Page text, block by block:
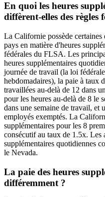
En quoi les heures
diffèrent-elles des règles
La Californie possède
pays en matière d'heures
fédérales du FLSA. Les
heures supplémentaires
journée de travail (la loi
hebdomadaires), la paie à taux
travaillées au-delà de 12 dans
pour les heures au-delà de 8 le
dans une semaine de travail, et
employés exemptés. La
supplémentaires pour les 8
consécutif au taux de 1.5x. Les
supplémentaires quotidiennes
le Nevada.
La paie des heures
différemment ?